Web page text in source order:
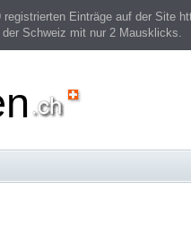
Einträge auf der Site
Schweiz mit nur 2 Mausklicks.